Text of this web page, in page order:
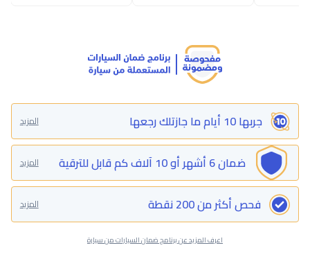
جربها 10 أيام ما جازتلك رجعها المزيد
ضمان 6 أشهر أو 10 آلاف كم قابل للترقية المزيد
فحص أكثر من 200 نقطة المزيد
اعرف المزيد عن برنامج ضمان السيارات من سيارة